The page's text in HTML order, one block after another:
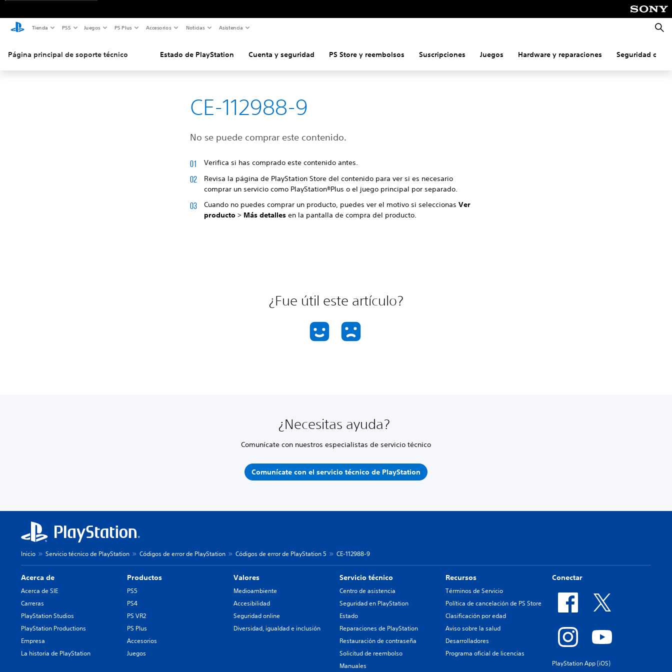
Tienda PS5 Juegos PS Plus Accesorios Noticias Asistencia
Página principal de soporte técnico Estado de PlayStation Cuenta y seguridad PS Store y reembolsos Suscripciones Juegos Hardware y reparaciones Seguridad
CE-112988-9
No se puede comprar este contenido.
Verifica si has comprado este contenido antes.
Revisa la página de PlayStation Store del contenido para ver si es necesario
comprar un servicio como PlayStation®Plus o el juego principal por separado.
Cuando no puedes comprar un producto, puedes ver el motivo si seleccionasVer
producto > Más detalles en la pantalla de compra del producto.
¿Fue útil este artículo?
¿Necesitas ayuda?
Comunícate con nuestros especialistas de servicio técnico
Comunícate con el servicio técnico de PlayStation
Inicio Servicio técnico de PlayStation Códigos de error de PlayStation Códigos de error de PlayStation 5 CE-112988-9
Acerca de
Acerca de SIE
Carreras
PlayStation Studios
PlayStation Productions
Empresa
La historia de PlayStation
Productos
PS5
PS4
PS VR2
PS Plus
Accesorios
Juegos
Valores
Medioambiente
Accesibilidad
Seguridad online
Diversidad, igualdad e inclusión
Servicio técnico
Centro de asistencia
Seguridad en PlayStation
Estado
Reparaciones de PlayStation
Restauración de contraseña
Solicitud de reembolso
Manuales
Recursos
Términos de Servicio
Política de cancelación de PS Store
Clasificación por edad
Aviso sobre la salud
Desarrolladores
Programa oficial de licencias
Conectar
PlayStation App (iOS)